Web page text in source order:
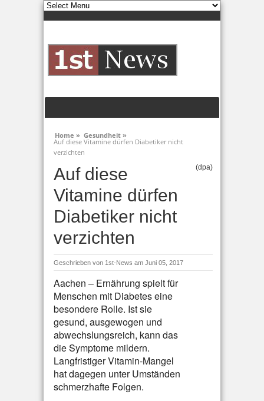
Home » Gesundheit »
Auf diese Vitamine dürfen Diabetiker nicht
verzichten
Auf diese
Vitamine dürfen
Diabetiker nicht
verzichten
(dpa)
Geschrieben von 1st-News am Juni 05, 2017
Aachen – Ernährung spielt für
Menschen mit Diabetes eine
besondere Rolle. Ist sie
gesund, ausgewogen und
abwechslungsreich, kann das
die Symptome mildern.
Langfristiger Vitamin-Mangel
hat dagegen unter Umständen
schmerzhafte Folgen.